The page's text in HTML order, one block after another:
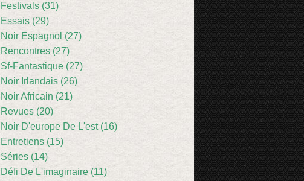
Festivals (31)
Essais (29)
Noir Espagnol (27)
Rencontres (27)
Sf-Fantastique (27)
Noir Irlandais (26)
Noir Africain (21)
Revues (20)
Noir D'europe De L'est (16)
Entretiens (15)
Séries (14)
Défi De L'imaginaire (11)